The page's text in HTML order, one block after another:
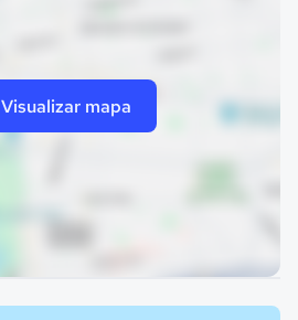
Visualizar mapa